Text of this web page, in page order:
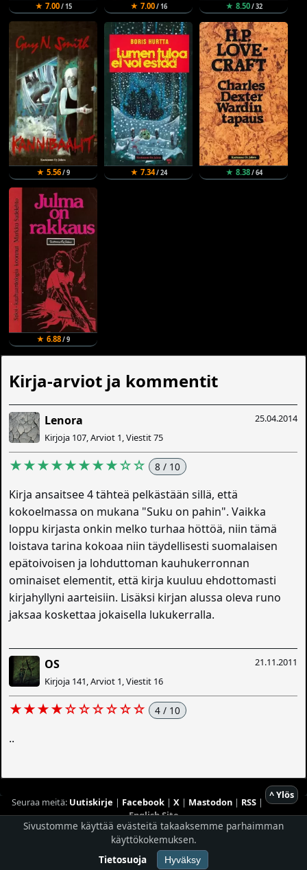
★ 7.00/ 15 ★ 7.00/ 16 ★ 8.50/ 32
★ 5.56/ 9 ★ 7.34/ 24 ★ 8.38/ 64
★ 6.88/ 9
Kirja-arviot ja kommentit
25.04.2014
Lenora
Kirjoja 107, Arviot 1, Viestit 75
★★★★★★★★☆☆ 8 / 10
Kirja ansaitsee 4 tähteä pelkästään sillä, että
kokoelmassa on mukana "Suku on pahin". Vaikka
loppu kirjasta onkin melko turhaa höttöä, niin tämä
loistava tarina kokoaa niin täydellisesti suomalaisen
epätoivoisen ja lohduttoman kauhukerronnan
ominaiset elementit, että kirja kuuluu ehdottomasti
kirjahyllyni aarteisiin. Lisäksi kirjan alussa oleva runo
jaksaa koskettaa jokaisella lukukerralla.
21.11.2011
OS
Kirjoja 141, Arviot 1, Viestit 16
★★★★☆☆☆☆☆☆ 4 / 10
..
^ Ylös
Seuraa meitä: Uutiskirje | Facebook| X | Mastodon| RSS|
English Site
Hostingpalvelun tarjoaaPlaneetta Internet Oy
© 1996 - 2026 Risingshadow. Kaikki oikeudet pidätetään.
Sivustomme käyttää evästeitä takaaksemme parhaimman
käyttökokemuksen.
Tietosuoja
Hyväksy